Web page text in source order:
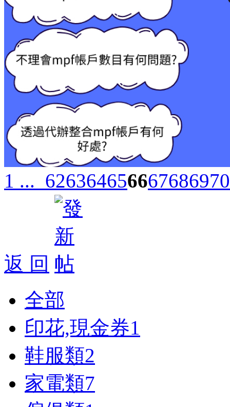
1 ... 626364656667686970
返 回
全部
印花,現金券1
鞋服類2
家電類7